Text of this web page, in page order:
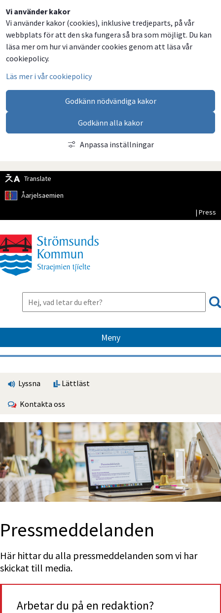
Vi använder kakor
Vi använder kakor (cookies), inklusive tredjeparts, på vår
webbplats för att den ska fungera så bra som möjligt. Du kan
läsa mer om hur vi använder cookies genom att läsa vår
cookiepolicy.
Läs mer i vår cookiepolicy
Godkänn nödvändiga kakor
Godkänn alla kakor
Anpassa inställningar
Translate
Åarjelsaemien
| Press
Meny
Lyssna Lättläst
Kontakta oss
Press­med­delan­den
Här hittar du alla pressmeddelanden som vi har
skickat till media.
Arbetar du på en redaktion?
Dela
på
Facebook
Dela
på
Twitter
Dela
på
LinkedIn
Dela
via
email